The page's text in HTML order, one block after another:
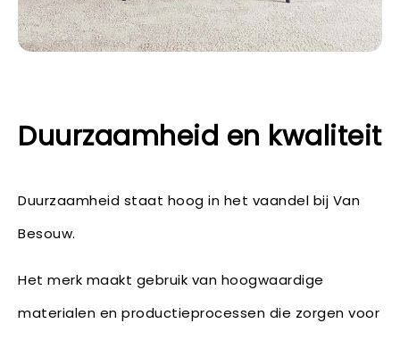
Duurzaamheid en kwaliteit
Duurzaamheid staat hoog in het vaandel bij Van
Besouw.
Het merk maakt gebruik van hoogwaardige
materialen en productieprocessen die zorgen voor